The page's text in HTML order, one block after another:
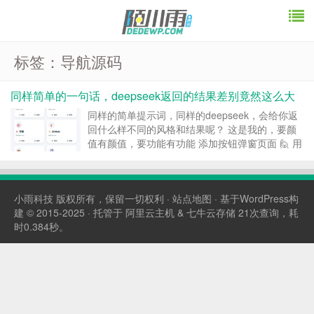
标签：导航源码
同样简单的一句话，deepseek返回的结果差别竟然这么大
同样的简单提示词，同样的deepseek，会给你返
回什么样不同的风格和结果呢？ 这是我的，要颜
值有颜值，要功能有功能 添加按钮弹窗页面 🙋 用
DeepSeek 以下是您所需的移动端网址导航页面...
小雨科技 版权所有，保留一切权利 · 站点地图 · 基于WordPress构
建 © 2015-2025 · 托管于 阿里云主机 & 七牛云存储 21次查询，耗
时0.384秒。